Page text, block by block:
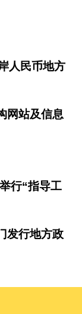
人民币地方
网站及信息
行“指导工
发行地方政